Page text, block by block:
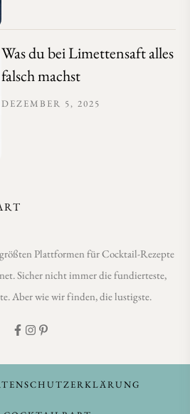
Was du bei Limettensaft alles
falsch machst
DEZEMBER 5, 2025
Plattformen für Cocktail-Rezepte
Sicher nicht immer die fundierteste,
Aber wie wir finden, die lustigste.